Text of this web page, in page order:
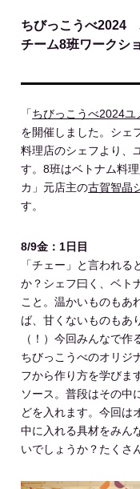
ちびっこうべ2024
チーム8班ワークシ
「ちびっこうべ2024
を開催しました。シェ
料理店のシェフより、
す。8班はベトナム料
カ」元店主の古賀智晶
す。
8/9金：1日目
「チェー」と言われ
か？シェフ曰く、ベト
こと。温かいものもあ
ば、甘くないものもあ
（！）今回みんなで作
ちびっこうべのオリジ
フから作り方を学びま
ソース。普段はその中
どを入れます。今回は
中に入れる具材をみん
いでしょうか？たくさ